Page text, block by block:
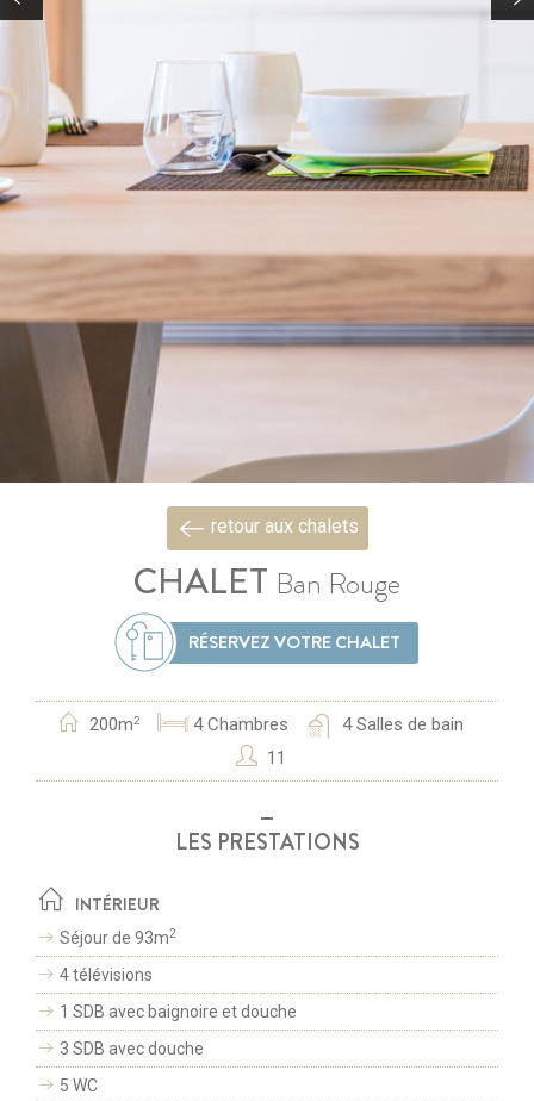
retour aux chalets
CHALET Ban Rouge
RÉSERVEZ VOTRE CHALET
200m2 4 Chambres 4 Salles de bain
11
LES PRESTATIONS
INTÉRIEUR
Séjour de 93m2
4 télévisions
1 SDB avec baignoire et douche
3 SDB avec douche
5 WC